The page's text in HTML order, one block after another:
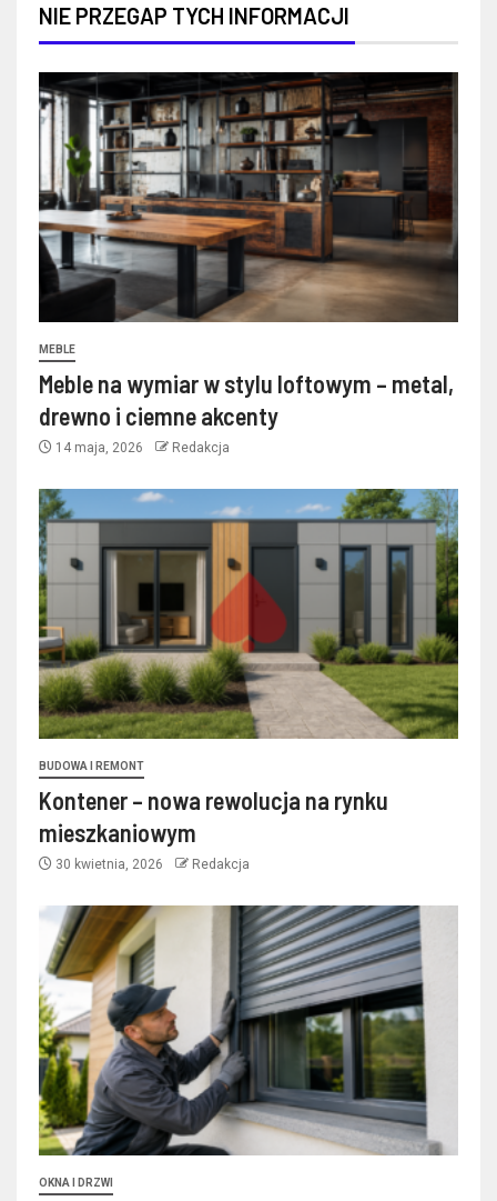
NIE PRZEGAP TYCH INFORMACJI
MEBLE
Meble na wymiar w stylu loftowym – metal,
drewno i ciemne akcenty
14 maja, 2026 Redakcja
BUDOWA I REMONT
Kontener – nowa rewolucja na rynku
mieszkaniowym
30 kwietnia, 2026 Redakcja
OKNA I DRZWI